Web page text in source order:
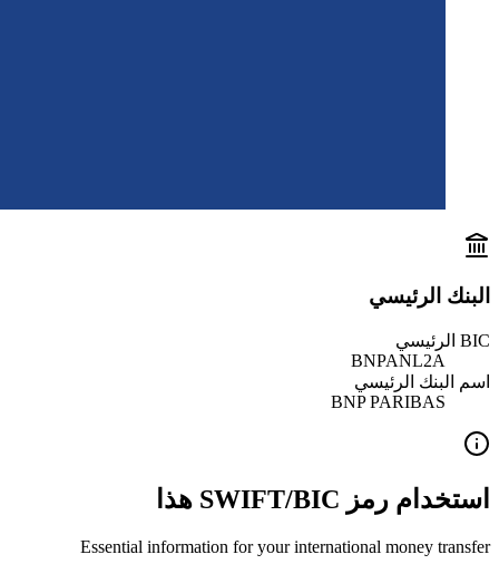
البنك الرئيسي
BIC الرئيسي
BNPANL2A
اسم البنك الرئيسي
BNP PARIBAS
استخدام رمز SWIFT/BIC هذا
Essential information for your international money transfer